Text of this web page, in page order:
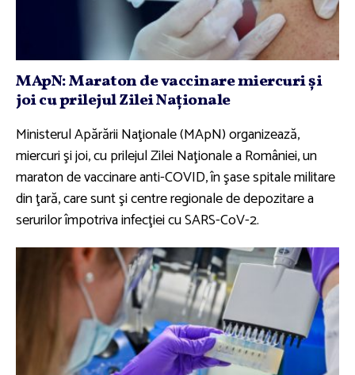
MApN: Maraton de vaccinare miercuri şi
joi cu prilejul Zilei Naţionale
Ministerul Apărării Naţionale (MApN) organizează,
miercuri şi joi, cu prilejul Zilei Naţionale a României, un
maraton de vaccinare anti-COVID, în şase spitale militare
din ţară, care sunt şi centre regionale de depozitare a
serurilor împotriva infecţiei cu SARS-CoV-2.